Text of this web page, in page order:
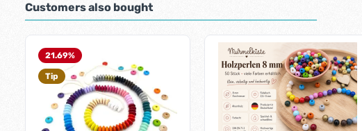
Customers also bought
21.69%
Tip